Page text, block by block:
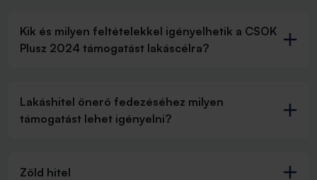
Kik és milyen feltételekkel igényelhetik a CSOK
Plusz 2024 támogatást lakáscélra?
Lakáshitel önerő fedezéséhez milyen
támogatást lehet igényelni?
Zöld hitel